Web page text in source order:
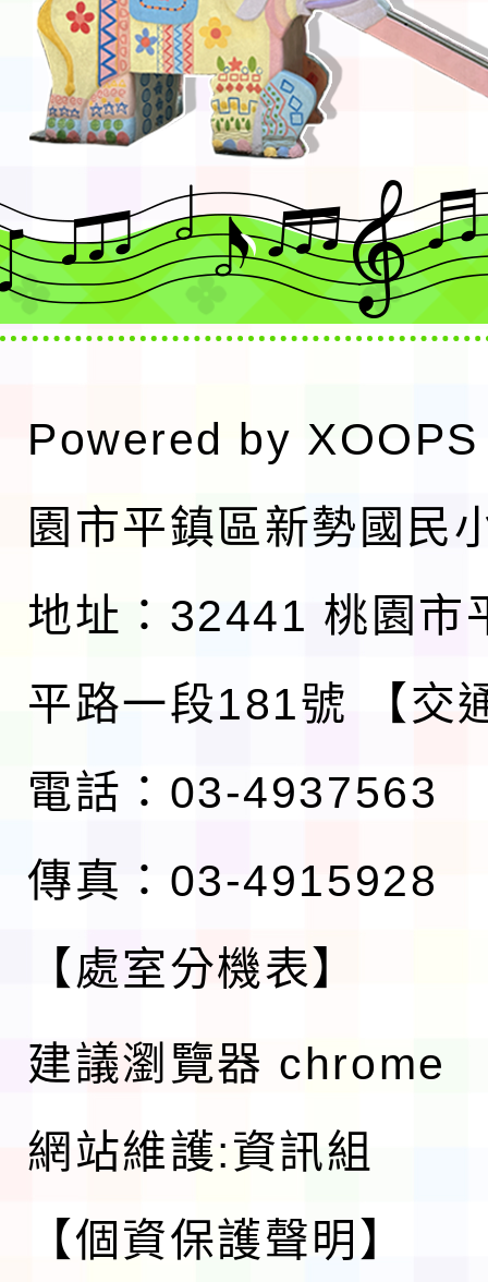
Powered by XOOPS
園市平鎮區新勢國民
地址：32441 桃園市
平路一段181號
【交
電話：03-4937563
傳真：03-4915928
【處室分機表】
建議瀏覽器 chrome
網站維護:資訊組
【個資保護聲明】